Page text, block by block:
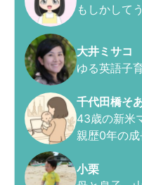
もしかして
大井ミサコ
ゆる英語子
千代田橋そ
43歳の新米
親歴0年の成
小栗